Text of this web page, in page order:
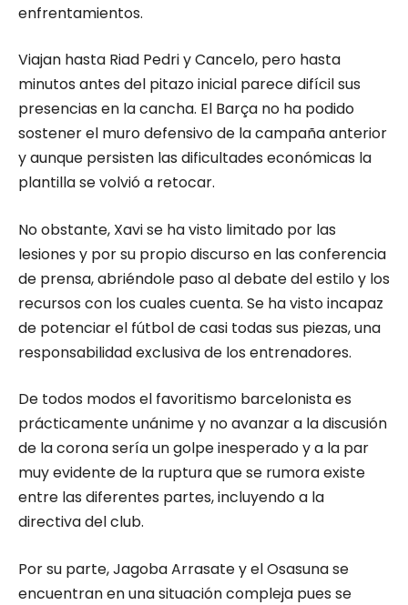
enfrentamientos.
Viajan hasta Riad Pedri y Cancelo, pero hasta
minutos antes del pitazo inicial parece difícil sus
presencias en la cancha. El Barça no ha podido
sostener el muro defensivo de la campaña anterior
y aunque persisten las dificultades económicas la
plantilla se volvió a retocar.
No obstante, Xavi se ha visto limitado por las
lesiones y por su propio discurso en las conferencia
de prensa, abriéndole paso al debate del estilo y los
recursos con los cuales cuenta. Se ha visto incapaz
de potenciar el fútbol de casi todas sus piezas, una
responsabilidad exclusiva de los entrenadores.
De todos modos el favoritismo barcelonista es
prácticamente unánime y no avanzar a la discusión
de la corona sería un golpe inesperado y a la par
muy evidente de la ruptura que se rumora existe
entre las diferentes partes, incluyendo a la
directiva del club.
Por su parte, Jagoba Arrasate y el Osasuna se
encuentran en una situación compleja pues se